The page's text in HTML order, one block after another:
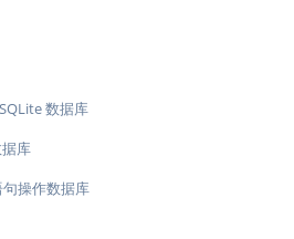
数据库
库
操作数据库